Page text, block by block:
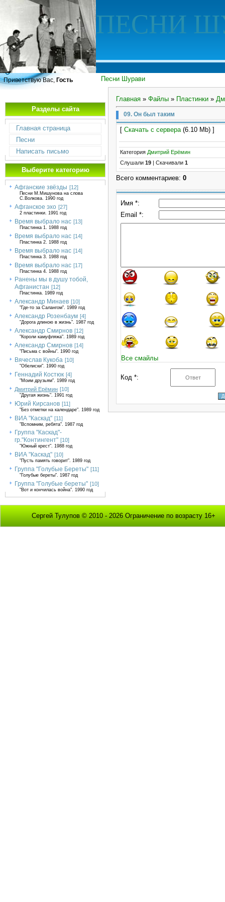
ПЕСНИ
Песни Шурави
Приветствую Вас, Гость
Разделы сайта
Главная страница
Песни
Написать письмо
Выберите категорию
Афганские звёзды [12]
Песни М.Мишунова на слова
С.Волкова. 1990 год
Афганское эхо [27]
2 пластинки. 1991 год
Время выбрало нас [13]
Пластинка 1. 1988 год
Время выбрало нас [14]
Пластинка 2. 1988 год
Время выбрало нас [14]
Пластинка 3. 1988 год
Время выбрало нас [17]
Пластинка 4. 1988 год
Ранены мы в душу тобой,
Афганистан [12]
Пластинка. 1989 год
Александр Минаев [10]
"Где-то за Салангом". 1989 год
Александр Розенбаум [4]
"Дорога длиною в жизнь". 1987 год
Александр Смирнов [12]
"Короли камуфляжа". 1989 год
Александр Смирнов [14]
"Письма с войны". 1990 год
Вячеслав Кукоба [10]
"Обелиски". 1990 год
Геннадий Костюк [4]
"Моим друзьям". 1989 год
Дмитрий Ерёмин [10]
"Другая жизнь". 1991 год
Юрий Кирсанов [11]
"Без отметки на календаре". 1989 год
ВИА "Каскад" [11]
"Вспомним, ребята". 1987 год
Группа "Каскад"-
гр."Контингент" [10]
"Южный крест". 1988 год
ВИА "Каскад" [10]
"Пусть память говорит". 1989 год
Группа "Голубые Береты" [11]
"Голубые береты". 1987 год
Группа "Голубые береты" [10]
"Вот и кончилась война". 1990 год
Главная » Файлы » Пластинки »
09. Он был таким
[ Скачать с сервера(6.10 Mb) ]
Категория Дмитрий Ерёмин
Слушали 19 Скачивали 1
Всего комментариев: 0
Имя *:
Email *:
Все смайлы
Код *:
Сергей Тулупов © 2010 - 2026 Ограничение по возрасту 16+